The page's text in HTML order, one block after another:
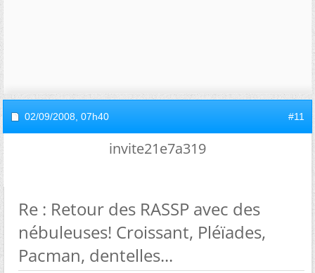
02/09/2008, 07h40 #11
invite21e7a319
Re : Retour des RASSP avec des
nébuleuses! Croissant, Pléïades,
Pacman, dentelles...